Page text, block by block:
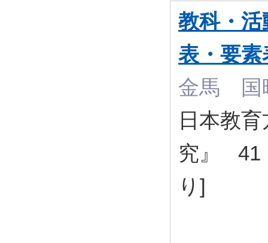
教科・
表・要
金馬 国
日本教
究』 41
り]